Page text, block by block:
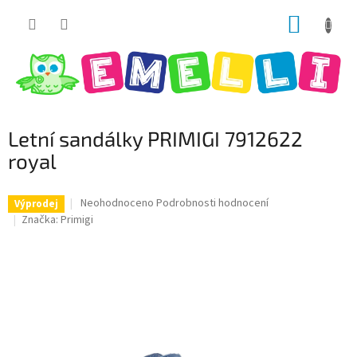
Letní sandálky PRIMIGI 7912622
royal
Výprodej
Průměrné
hodnocení
Neohodnoceno Podrobnosti hodnocení
Značka: Primigi